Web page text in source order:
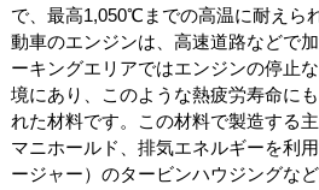
で、最高1,050℃までの高温に耐えら
動車のエンジンは、高速道路などで
ーキングエリアではエンジンの停止
境にあり、このような熱疲労寿命に
れた材料です。この材料で製造する
マニホールド、排気エネルギーを利
ージャー）のタービンハウジングなど